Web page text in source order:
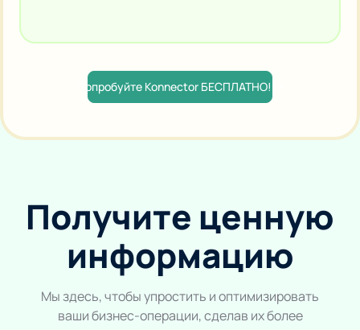
Попробуйте Konnector БЕСПЛАТНО!
Получите ценную
информацию
Мы здесь, чтобы упростить и оптимизировать
ваши бизнес-операции, сделав их более